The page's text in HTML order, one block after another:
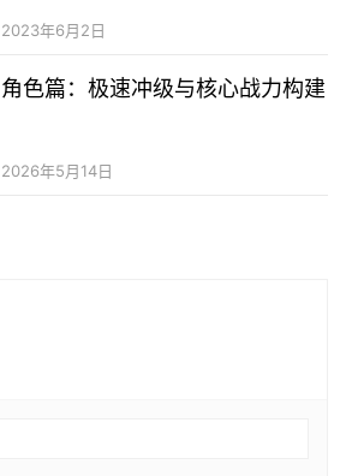
2023年6月2日
角色篇：极速冲级与核心战力构建
2026年5月14日